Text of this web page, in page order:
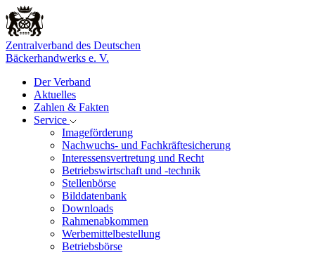
Zentralverband des Deutschen
Bäckerhandwerks e. V.
Der Verband
Aktuelles
Zahlen & Fakten
Service
Imageförderung
Nachwuchs- und Fachkräftesicherung
Interessensvertretung und Recht
Betriebswirtschaft und -technik
Stellenbörse
Bilddatenbank
Downloads
Rahmenabkommen
Werbemittelbestellung
Betriebsbörse